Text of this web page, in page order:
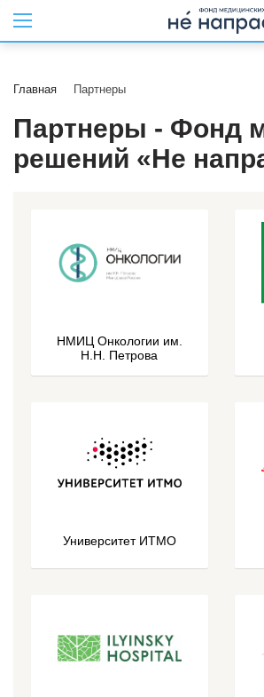
Главная Партнеры
Партнеры - Фонд
решений «Не
НМИЦ Онкологии им.
Н.Н. Петрова
Университет ИТМО